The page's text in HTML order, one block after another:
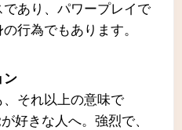
あり、パワープレイで
行為でもあります。
ン
それ以上の意味で
好きな人へ。強烈で、